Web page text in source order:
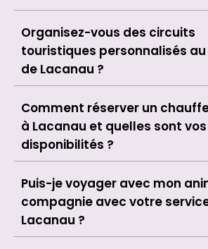
Organisez-vous des circuits
touristiques personnalisés
de Lacanau ?
Comment réserver un
à Lacanau et quelles sont vos
disponibilités ?
Puis-je voyager avec mon
compagnie avec votre
Lacanau ?